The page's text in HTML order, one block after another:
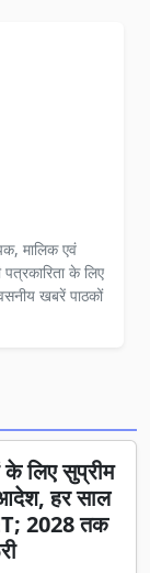
मालिक एवं
के लिए
खबरें पाठकों
के लिए सुप्रीम
हर साल
2028 तक